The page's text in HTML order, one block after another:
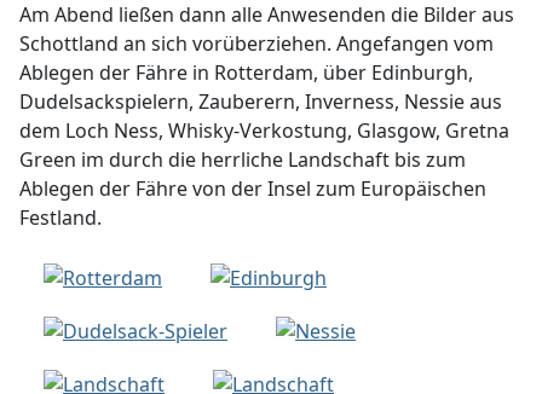
Am Abend ließen dann alle Anwesenden die Bilder aus
Schottland an sich vorüberziehen. Angefangen vom
Ablegen der Fähre in Rotterdam, über Edinburgh,
Dudelsackspielern, Zauberern, Inverness, Nessie aus
dem Loch Ness, Whisky-Verkostung, Glasgow, Gretna
Green im durch die herrliche Landschaft bis zum
Ablegen der Fähre von der Insel zum Europäischen
Festland.